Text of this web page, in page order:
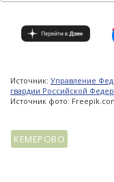
Источник: Управление
гвардии Российской
Источник фото:
КЕМЕРОВО